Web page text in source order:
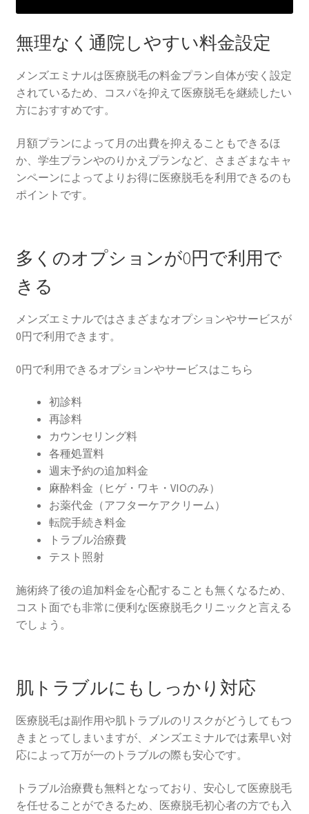
無理なく通院しやすい料金設定
メンズエミナルは医療脱毛の料金プラン自体が安く設定
されているため、コスパを抑えて医療脱毛を継続したい
方におすすめです。
月額プランによって月の出費を抑えることもできるほ
か、学生プランやのりかえプランなど、さまざまなキャ
ンペーンによってよりお得に医療脱毛を利用できるのも
ポイントです。
多くのオプションが0円で利用で
きる
メンズエミナルではさまざまなオプションやサービスが
0円で利用できます。
0円で利用できるオプションやサービスはこちら
初診料
再診料
カウンセリング料
各種処置料
週末予約の追加料金
麻酔料金（ヒゲ・ワキ・VIOのみ）
お薬代金（アフターケアクリーム）
転院手続き料金
トラブル治療費
テスト照射
施術終了後の追加料金を心配することも無くなるため、
コスト面でも非常に便利な医療脱毛クリニックと言える
でしょう。
肌トラブルにもしっかり対応
医療脱毛は副作用や肌トラブルのリスクがどうしてもつ
きまとってしまいますが、メンズエミナルでは素早い対
応によって万が一のトラブルの際も安心です。
トラブル治療費も無料となっており、安心して医療脱毛
を任せることができるため、医療脱毛初心者の方でも入